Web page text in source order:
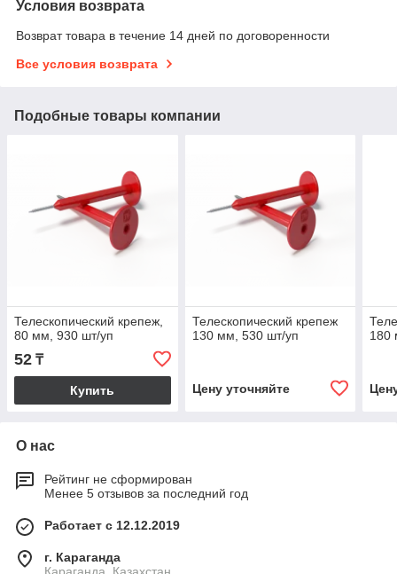
Условия возврата
Возврат товара в течение 14 дней по договоренности
Все условия возврата
Подобные товары компании
Телескопический крепеж,
80 мм, 930 шт/уп
52 ₸
Купить
Телескопический крепеж
130 мм, 530 шт/уп
Цену уточняйте
180
О нас
Рейтинг не сформирован
Менее 5 отзывов за последний год
Работает с 12.12.2019
г. Караганда
Караганда, Казахстан